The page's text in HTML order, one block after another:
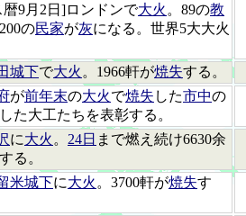
9月2日]ロンドンで大火 。89の教
の民家が灰になる。世界5大大火
城下で大火 。1966軒が焼失する。
が前年末の大火で焼失 した市中の
した大工たちを表彰する。
に大火 。 24日 まで燃え続け6630余
する。
米城下に大火 。3700軒が焼失す